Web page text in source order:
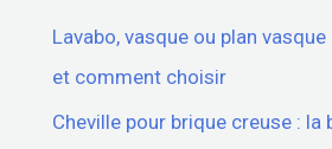
Lavabo, vasque ou plan
et comment choisir
Cheville pour brique creuse : la